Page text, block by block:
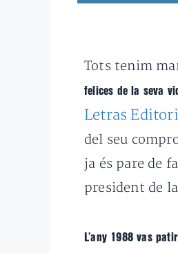
Tots tenim
felices de la seva
Letras
del seu
ja és pare de
president de
L’any 1988 vas